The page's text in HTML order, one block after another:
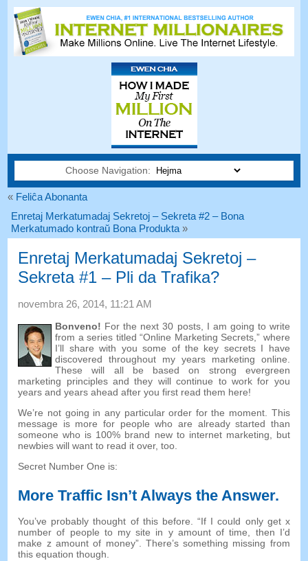
Choose Navigation:
« Feliĉa Abonanta
Enretaj Merkatumadaj Sekretoj – Sekreta #2 – Bona
Merkatumado kontraŭ Bona Produkta »
Enretaj Merkatumadaj Sekretoj –
Sekreta #1 – Pli da Trafika?
novembra 26, 2014, 11:21AM
Bonveno! For the next 30 posts, I am going to write
from a series titled “Online Marketing Secrets ,” where
I’ll share with you some of the key secrets I have
discovered throughout my years marketing online
These will all be based on strong evergreen
marketing principles and they will continue to work for you
years and years ahead after you first read them here!
We’re not going in any particular order for the moment
This
message is more for people who are already started than
someone who is 100% brand new to internet marketing
but
newbies will want to read it over,too
Secret Number One is:
More Traffic Isn’t Always the Answer.
You’ve probably thought of this before. “If I could only get x
number of people to my site in y amount of time, then I’d
make z amount of money”. There’s something missing from
this equation though.